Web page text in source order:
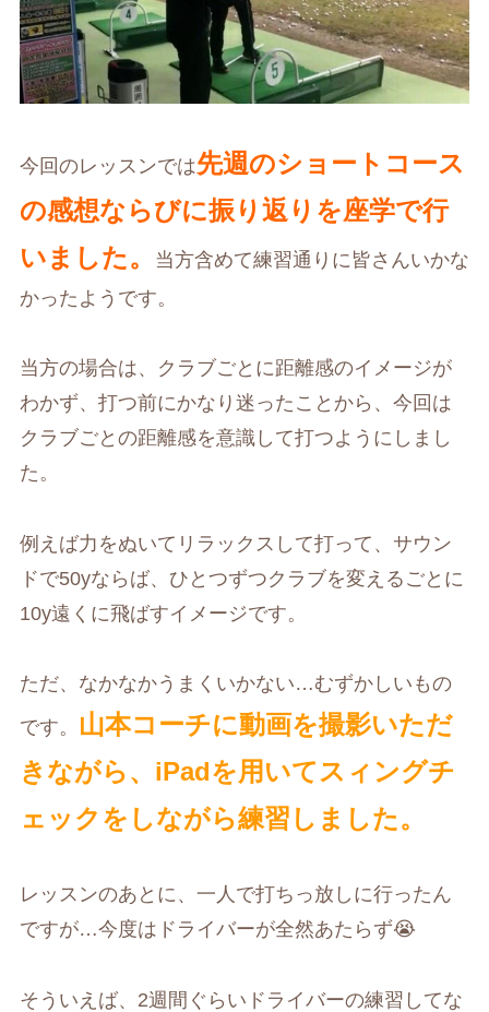
今回のレッスンでは先週のショートコース
の感想ならびに振り返りを座学で行
いました。
当方含めて練習通りに皆さんいかな
かったようです。
当方の場合は、クラブごとに距離感のイメージが
わかず、打つ前にかなり迷ったことから、今回は
クラブごとの距離感を意識して打つようにしまし
た。
例えば力をぬいてリラックスして打って、サウン
ドで50yならば、ひとつずつクラブを変えるごとに
10y遠くに飛ばすイメージです。
ただ、なかなかうまくいかない…むずかしいもの
です。 山本コーチに動画を撮影いただ
きながら、iPadを用いてスィングチ
ェックをしながら練習しました。
レッスンのあとに、一人で打ちっ放しに行ったん
ですが…今度はドライバーが全然あたらず😭
そういえば、2週間ぐらいドライバーの練習してな